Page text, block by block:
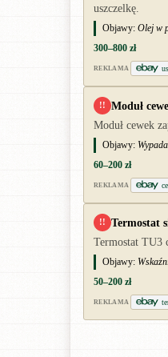
uszczelkę.
Objawy: Olej w
300–800 zł
REKLAMA
!! Moduł
Moduł cewek
Objawy:
60–200 zł
REKLAMA
!! Termostat
Termostat TU3
Objawy:
50–200 zł
REKLAMA